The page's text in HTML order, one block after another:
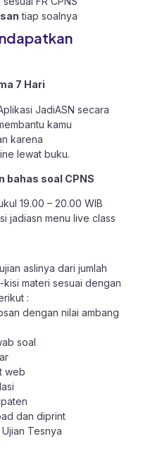
tiap soalnya
7 Hari
JadiASN secara
kamu
karena
lewat buku.
bahas soal CPNS
19.00 – 20.00 WIB
jadiasn menu live class
aslinya dari jumlah
materi sesuai dengan
:
dengan nilai ambang
soal
web
dan diprint
Tesnya